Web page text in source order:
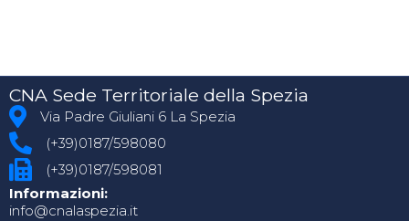
CNA Sede Territoriale della Spezia
Via Padre Giuliani 6 La Spezia
(+39)0187/598080
(+39)0187/598081
Informazioni:
info@cnalaspezia.it